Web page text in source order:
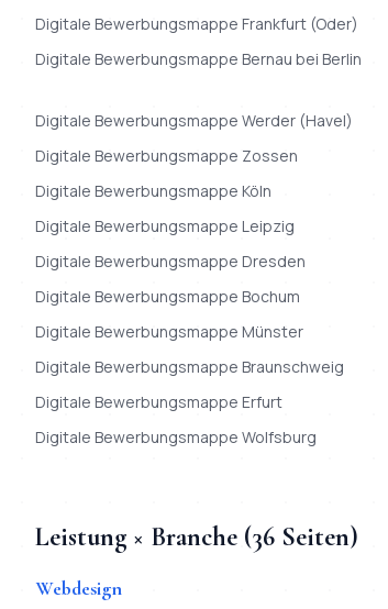
Digitale Bewerbungsmappe Frankfurt (Oder)
Digitale Bewerbungsmappe Bernau bei Berlin
Digitale Bewerbungsmappe Werder (Havel)
Digitale Bewerbungsmappe Zossen
Digitale Bewerbungsmappe Köln
Digitale Bewerbungsmappe Leipzig
Digitale Bewerbungsmappe Dresden
Digitale Bewerbungsmappe Bochum
Digitale Bewerbungsmappe Münster
Digitale Bewerbungsmappe Braunschweig
Digitale Bewerbungsmappe Erfurt
Digitale Bewerbungsmappe Wolfsburg
Leistung × Branche (36 Seiten)
Webdesign